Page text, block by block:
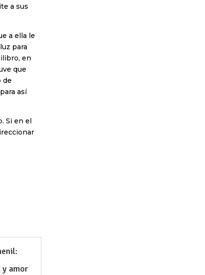
a sus
a ella le
para
en
que
de
así
Si en el
amor